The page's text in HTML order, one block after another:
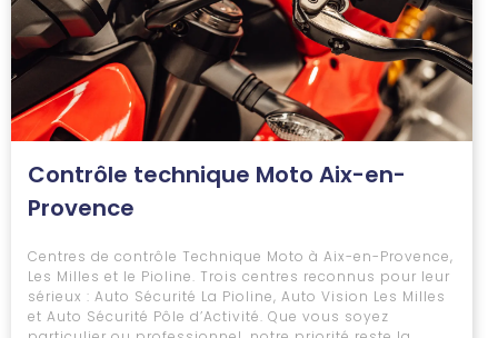
Contrôle technique Moto Aix-en-
Provence
Centres de contrôle Technique Moto à Aix-en-Provence,
Les Milles et le Pioline. Trois centres reconnus pour leur
sérieux : Auto Sécurité La Pioline, Auto Vision Les Milles
et Auto Sécurité Pôle d’Activité. Que vous soyez